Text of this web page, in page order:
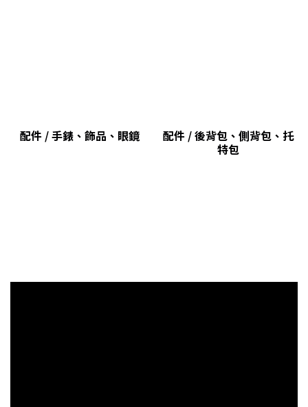
配件 / 手錶、飾品、眼鏡
配件 / 後背包、側背包、托
特包